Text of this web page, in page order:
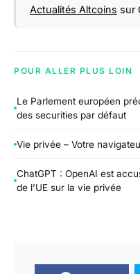
Actualités Altcoins sur
POUR ALLER PLUS LOIN
Le Parlement européen
des securities par défaut
Vie privée – Votre
ChatGPT : OpenAI est
de l’UE sur la vie privée